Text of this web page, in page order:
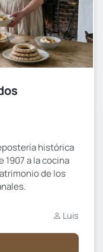
histórica
1907 a la cocina
de los
Luis